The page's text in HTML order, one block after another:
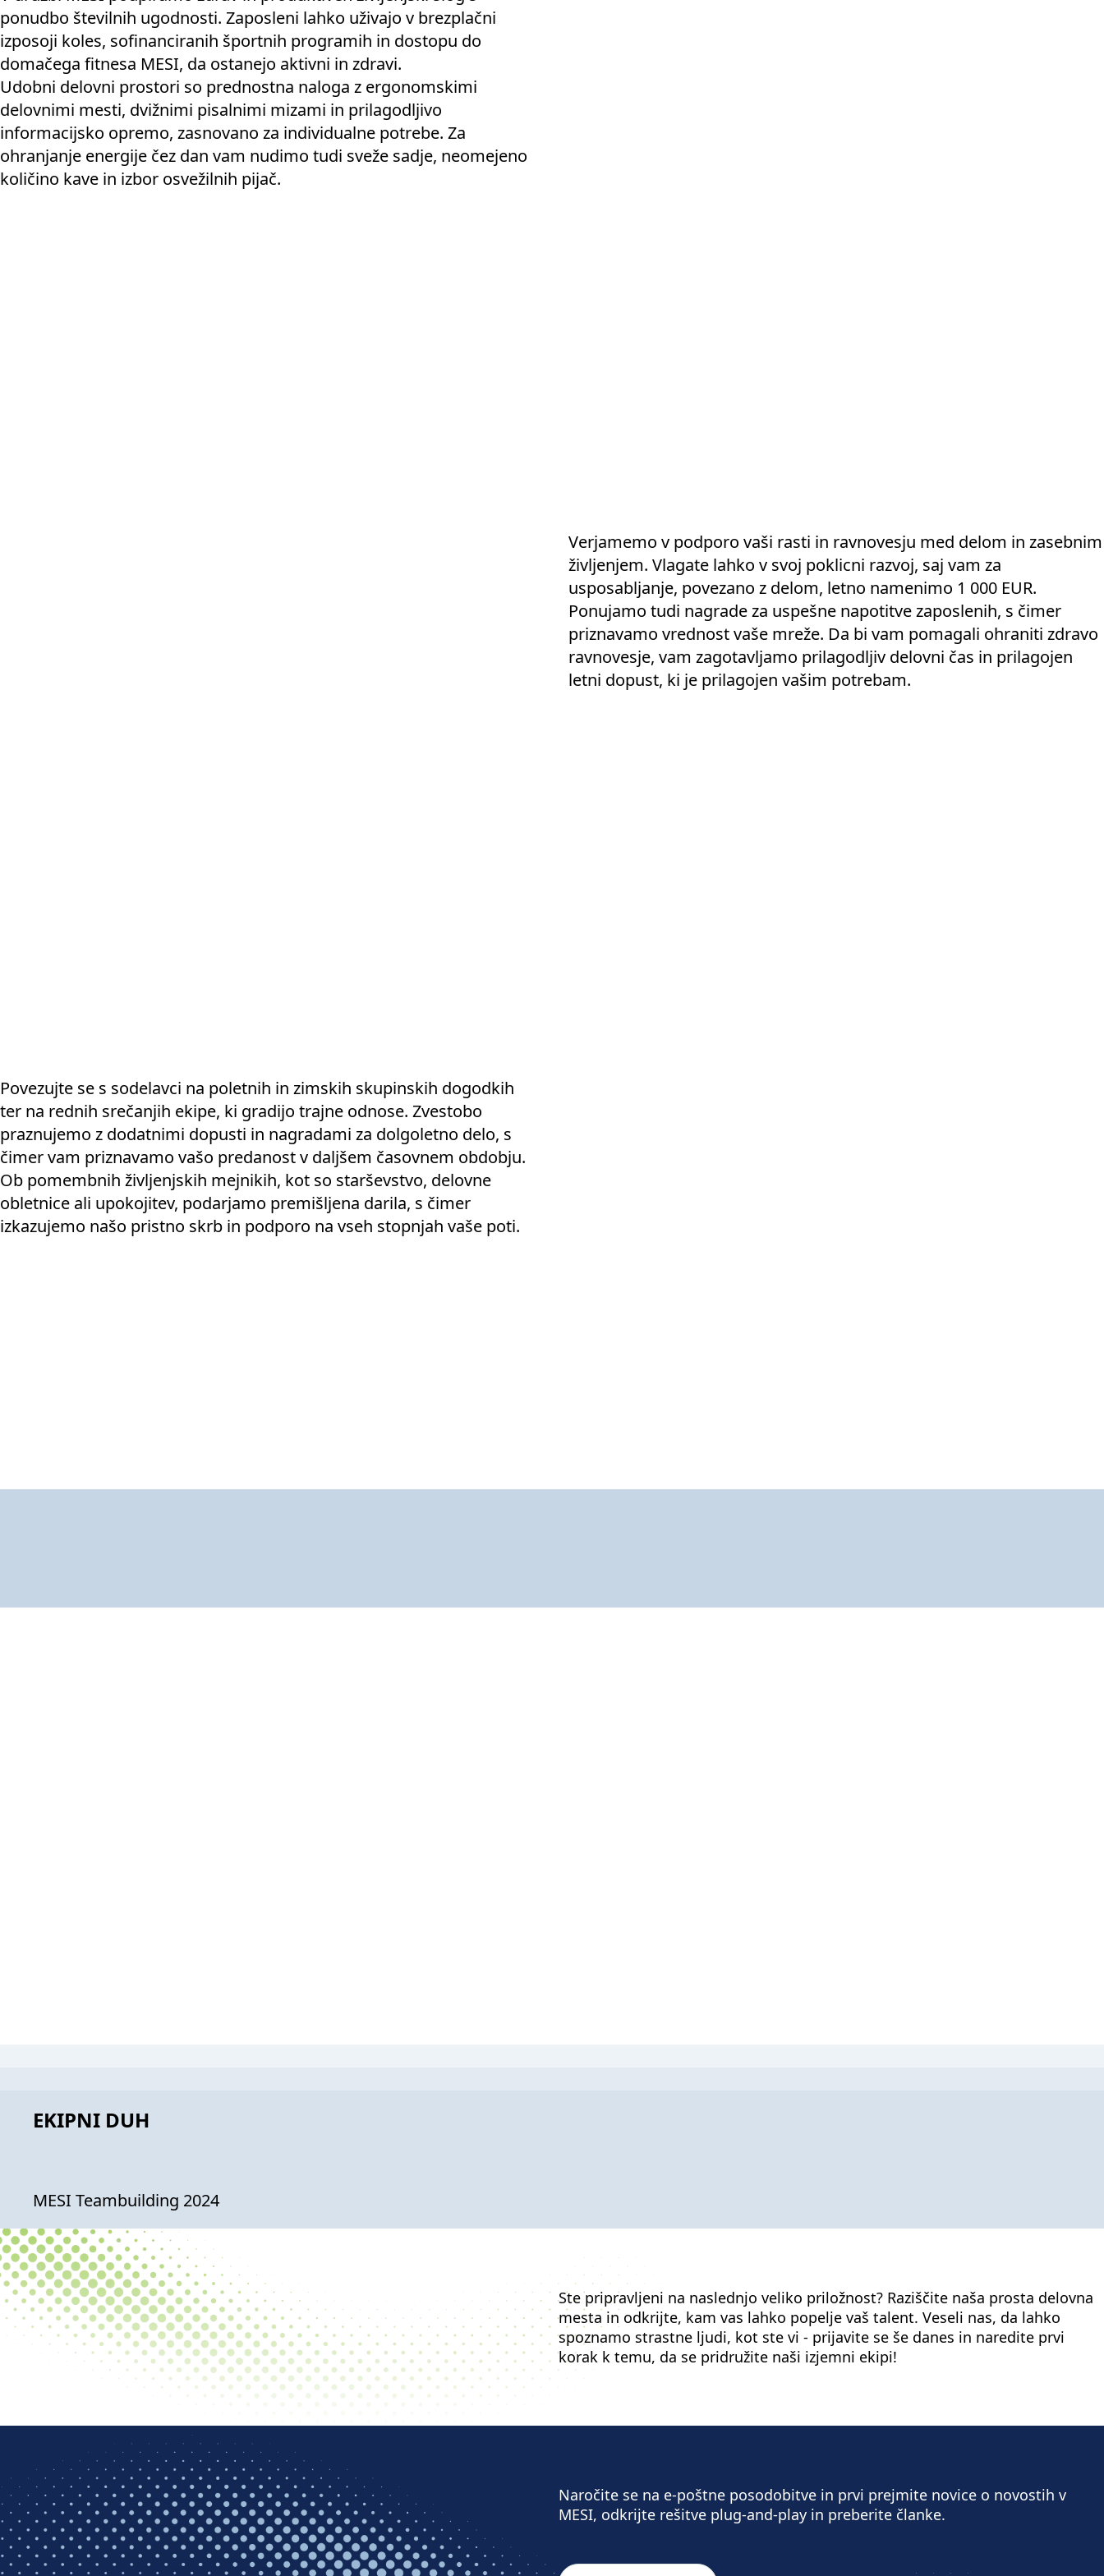
ponudbo številnih ugodnosti. Zaposleni lahko uživajo v brezplačni
izposoji koles, sofinanciranih športnih programih in dostopu do
domačega fitnesa MESI, da ostanejo aktivni in zdravi.
Udobni delovni prostori so prednostna naloga z ergonomskimi
delovnimi mesti, dvižnimi pisalnimi mizami in prilagodljivo
informacijsko opremo, zasnovano za individualne potrebe. Za
ohranjanje energije čez dan vam nudimo tudi sveže sadje, neomejeno
količino kave in izbor osvežilnih pijač.
Verjamemo v podporo vaši rasti in ravnovesju med delom in zasebnim
življenjem. Vlagate lahko v svoj poklicni razvoj, saj vam za
usposabljanje, povezano z delom, letno namenimo 1 000 EUR.
Ponujamo tudi nagrade za uspešne napotitve zaposlenih, s čimer
priznavamo vrednost vaše mreže. Da bi vam pomagali ohraniti zdravo
ravnovesje, vam zagotavljamo prilagodljiv delovni čas in prilagojen
letni dopust, ki je prilagojen vašim potrebam.
Povezujte se s sodelavci na poletnih in zimskih skupinskih dogodkih
ter na rednih srečanjih ekipe, ki gradijo trajne odnose. Zvestobo
praznujemo z dodatnimi dopusti in nagradami za dolgoletno delo, s
čimer vam priznavamo vašo predanost v daljšem časovnem obdobju.
Ob pomembnih življenjskih mejnikih, kot so starševstvo, delovne
obletnice ali upokojitev, podarjamo premišljena darila, s čimer
izkazujemo našo pristno skrb in podporo na vseh stopnjah vaše poti.
EKIPNI DUH
MESI Teambuilding 2024
Ste pripravljeni na naslednjo veliko priložnost? Raziščite naša prosta delovna
mesta in odkrijte, kam vas lahko popelje vaš talent. Veseli nas, da lahko
spoznamo strastne ljudi, kot ste vi - prijavite se še danes in naredite prvi
korak k temu, da se pridružite naši izjemni ekipi!
Naročite se na e-poštne posodobitve in prvi prejmite novice o novostih v
MESI, odkrijte rešitve plug-and-play in preberite članke.